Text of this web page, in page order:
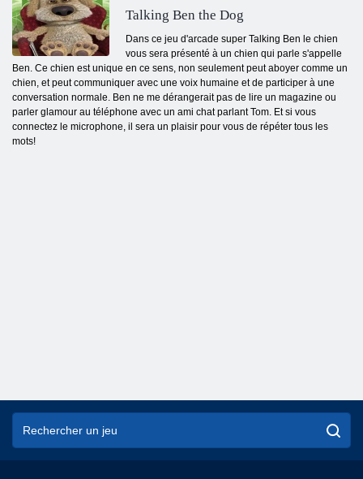
Talking Ben the Dog
Dans ce jeu d'arcade super Talking Ben le chien
vous sera présenté à un chien qui parle s'appelle
Ben. Ce chien est unique en ce sens, non seulement peut aboyer comme un
chien, et peut communiquer avec une voix humaine et de participer à une
conversation normale. Ben ne me dérangerait pas de lire un magazine ou
parler glamour au téléphone avec un ami chat parlant Tom. Et si vous
connectez le microphone, il sera un plaisir pour vous de répéter tous les
mots!